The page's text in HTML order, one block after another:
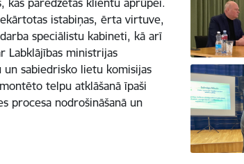
istabiņas, ērta virtuve,
speciālistu kabineti, kā arī
Labklājības ministrijas
sabiedrisko lietu komisijas
telpu atklāšanā īpaši
procesa nodrošināšanā un